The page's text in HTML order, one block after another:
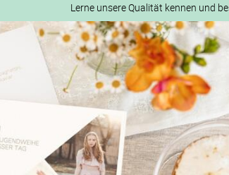
Lerne unsere Qualität kennen und
Und
1. Wähle bis zu 3 Kartendesigns
2. Aktiviere „kostenlose Musterkarte“ auf der jeweiligen